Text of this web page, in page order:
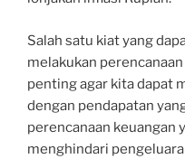
Salah satu kiat yang
melakukan
penting agar kita dapat
dengan pendapatan
perencanaan keuangan
menghindari